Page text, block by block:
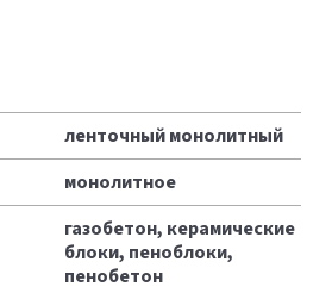
ленточный монолитный
монолитное
газобетон, керамические
блоки, пеноблоки,
пенобетон